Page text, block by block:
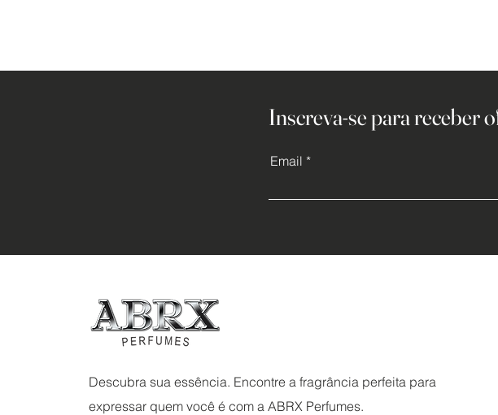
Inscreva-se para receber
Email
Descubra sua essência. Encontre a fragrância perfeita para
expressar quem você é com a ABRX Perfumes.